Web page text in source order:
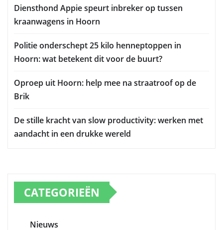
Diensthond Appie speurt inbreker op tussen
kraanwagens in Hoorn
Politie onderschept 25 kilo henneptoppen in
Hoorn: wat betekent dit voor de buurt?
Oproep uit Hoorn: help mee na straatroof op de
Brik
De stille kracht van slow productivity: werken met
aandacht in een drukke wereld
CATEGORIEËN
Nieuws